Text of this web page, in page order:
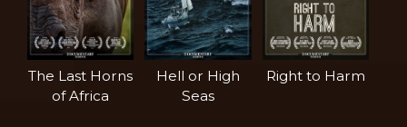
The Last Horns
of Africa
Hell or High
Seas
Right to Harm